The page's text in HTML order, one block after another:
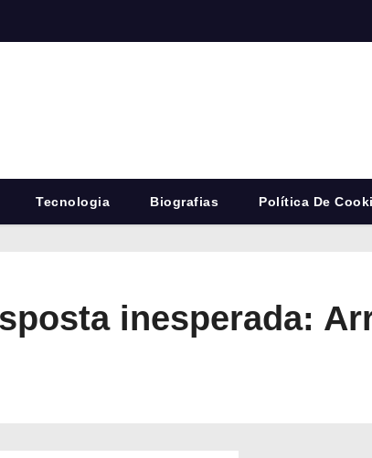
Tecnologia Biografias Política De
inesperada: